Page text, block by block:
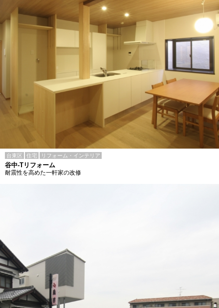
台東区 住宅 リフォーム・インテリア
谷中-Tリフォーム
耐震性を高めた一軒家の改修